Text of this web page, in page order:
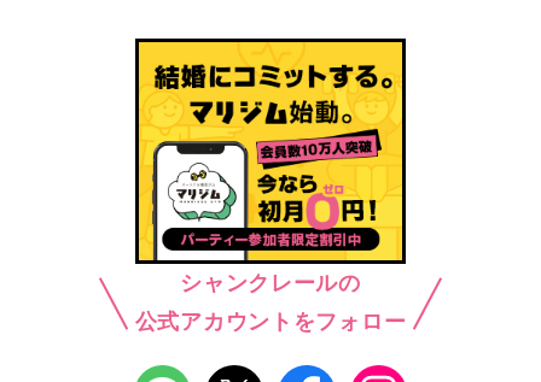
シャンクレールの
公式アカウントをフォロー